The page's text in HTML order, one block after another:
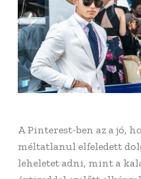
A Pinterest-ben az a jó,
méltatlanul elfeledett
leheletet adni, mint a